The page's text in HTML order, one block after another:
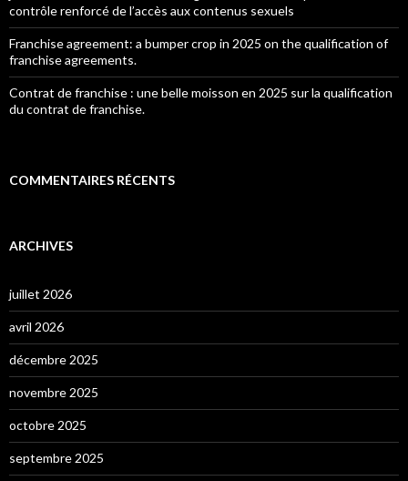
contrôle renforcé de l’accès aux contenus sexuels
Franchise agreement: a bumper crop in 2025 on the qualification of
franchise agreements.
Contrat de franchise : une belle moisson en 2025 sur la qualification
du contrat de franchise.
COMMENTAIRES RÉCENTS
ARCHIVES
juillet 2026
avril 2026
décembre 2025
novembre 2025
octobre 2025
septembre 2025